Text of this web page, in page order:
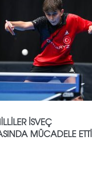
İSVEÇ
MÜCADELE ETTI